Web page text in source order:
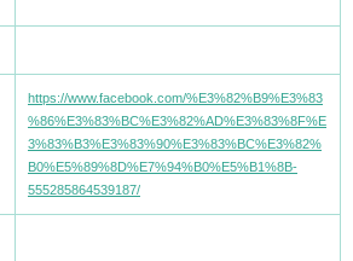
https://www.facebook.com/%E3%82%B9%E3%83
%86%E3%83%BC%E3%82%AD%E3%83%8F%E
3%83%B3%E3%83%90%E3%83%BC%E3%82%
B0%E5%89%8D%E7%94%B0%E5%B1%8B-
555285864539187/